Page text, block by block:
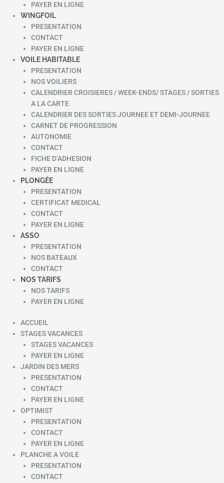
PAYER EN LIGNE
WINGFOIL
PRESENTATION
CONTACT
PAYER EN LIGNE
VOILE HABITABLE
PRESENTATION
NOS VOILIERS
CALENDRIER CROISIERES / WEEK-ENDS/ STAGES / SORTIES
A LA CARTE
CALENDRIER DES SORTIES JOURNEE ET DEMI-JOURNEE
CARNET DE PROGRESSION
AUTONOMIE
CONTACT
FICHE D’ADHESION
PAYER EN LIGNE
PLONGÉE
PRESENTATION
CERTIFICAT MEDICAL
CONTACT
PAYER EN LIGNE
ASSO
PRESENTATION
NOS BATEAUX
CONTACT
NOS TARIFS
NOS TARIFS
PAYER EN LIGNE
ACCUEIL
STAGES VACANCES
STAGES VACANCES
PAYER EN LIGNE
JARDIN DES MERS
PRESENTATION
CONTACT
PAYER EN LIGNE
OPTIMIST
PRESENTATION
CONTACT
PAYER EN LIGNE
PLANCHE A VOILE
PRESENTATION
CONTACT